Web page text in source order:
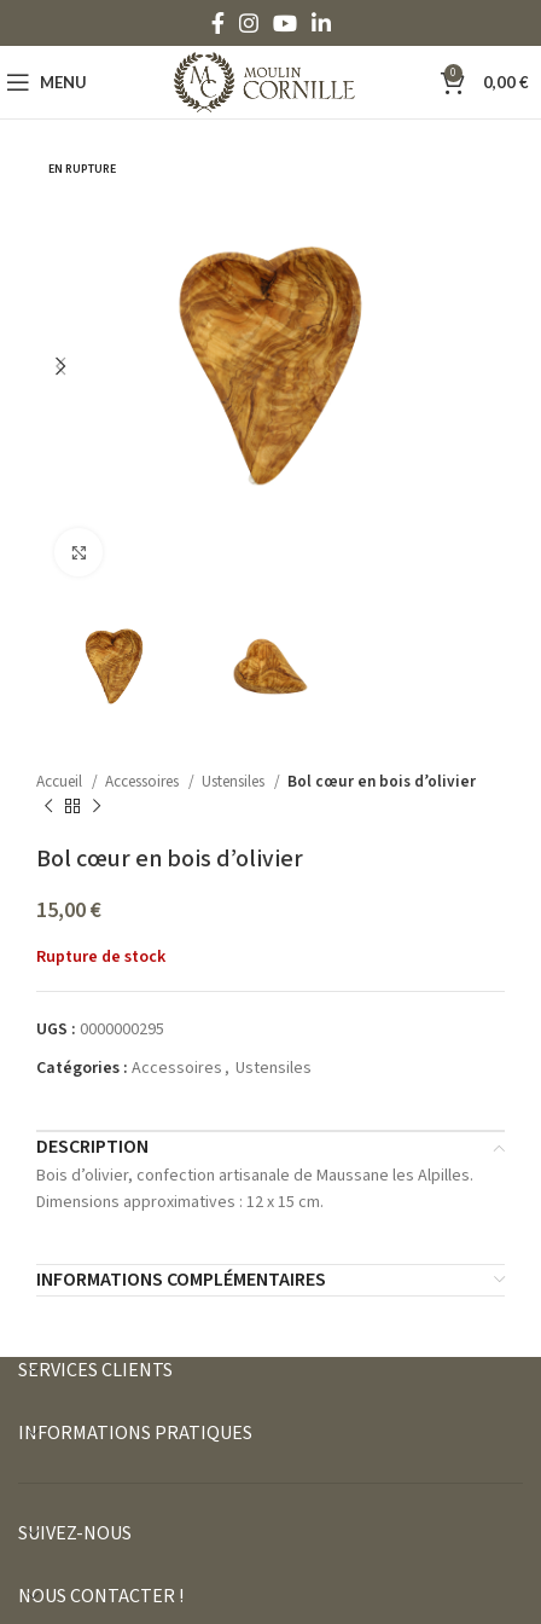
MENU 0 0,00€
EN RUPTURE
Accueil Accessoires Ustensiles Bol cœur en bois d’olivier
Bol cœur en bois d’olivier
15,00€
Rupture de stock
UGS : 0000000295
Catégories : Accessoires, Ustensiles
DESCRIPTION
Bois d’olivier, confection artisanale de Maussane les Alpilles.
Dimensions approximatives : 12 x 15 cm.
INFORMATIONS COMPLÉMENTAIRES
SERVICES CLIENTS
INFORMATIONS PRATIQUES
SUIVEZ-NOUS
NOUS CONTACTER !